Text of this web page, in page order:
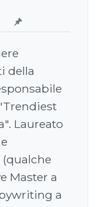
della
Laureato
Master a
a